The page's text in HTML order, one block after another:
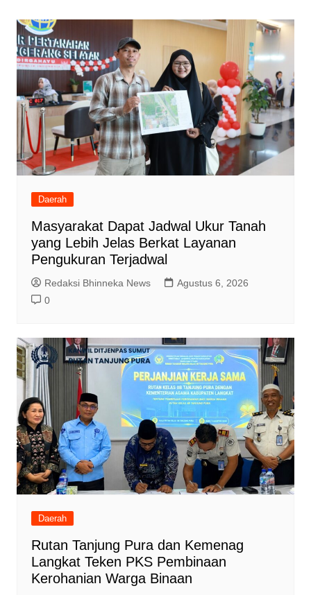
Daerah
Masyarakat Dapat Jadwal Ukur Tanah
yang Lebih Jelas Berkat Layanan
Pengukuran Terjadwal
Redaksi Bhinneka News
Agustus 6, 2026
0
Daerah
Rutan Tanjung Pura dan Kemenag
Langkat Teken PKS Pembinaan
Kerohanian Warga Binaan